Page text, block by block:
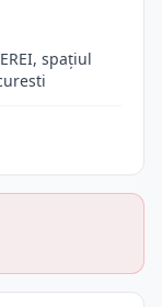
spaţiul